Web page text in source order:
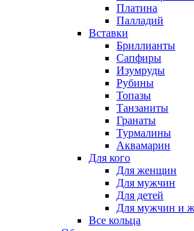
Платина
Палладий
Вставки
Бриллианты
Сапфиры
Изумруды
Рубины
Топазы
Танзаниты
Гранаты
Турмалины
Аквамарин
Для кого
Для женщин
Для мужчин
Для детей
Для мужчин и
Все кольца